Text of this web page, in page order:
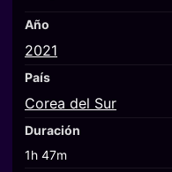
Año
2021
País
Corea del Sur
Duración
1h 47m